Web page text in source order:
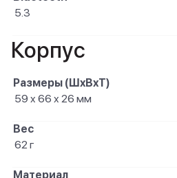
5.3
Корпус
Размеры (ШxВxТ)
59 x 66 x 26 мм
Вес
62 г
Материал